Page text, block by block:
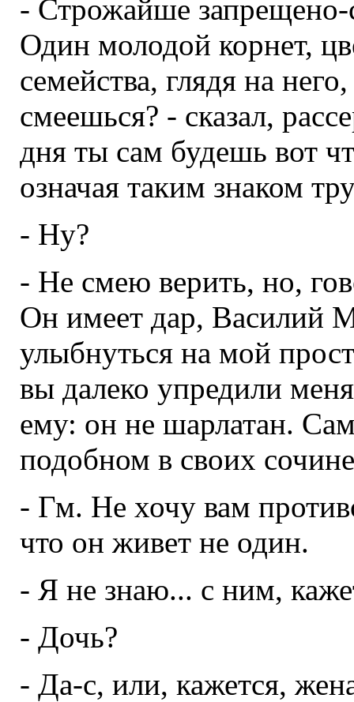
- Строжайше
Один молодой корнет,
семейства, глядя на
смеешься? - сказал,
дня ты сам будешь вот
означая таким знаком
- Ну?
- Не смею верить, но,
Он имеет дар, Василий
улыбнуться на мой
вы далеко упредили
ему: он не шарлатан.
подобном в своих
- Гм. Не хочу вам
что он живет не один.
- Я не знаю... с ним,
- Дочь?
- Да-с, или, кажется,